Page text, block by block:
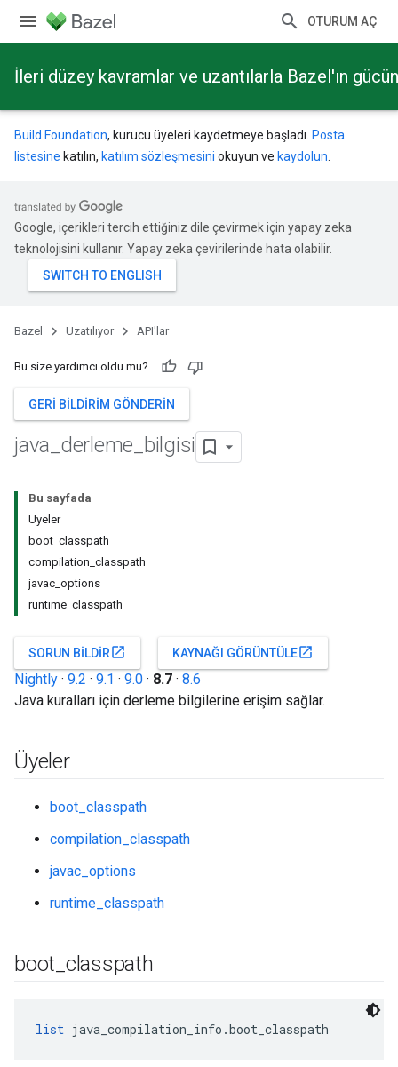
OTURUM AÇ
İleri düzey kavramlar ve uzantılarla Bazel'ın
Build Foundation, kurucu üyeleri kaydetmeye başladı. Posta
listesine katılın, katılım sözleşmesini okuyun ve kaydolun
Google, içerikleri tercih ettiğiniz dile çevirmek için yapay zeka
teknolojisini kullanır. Yapay zeka çevirilerinde hata olabilir.
Bazel Uzatılıyor API'lar
Bu size yardımcı oldu mu?
GERI BILDIRIM GÖNDERIN
java derleme bilgisi
Bu sayfada
Üyeler
boot_classpath
compilation_classpath
javac_options
runtime_classpath
SORUN BILDIRopen_in_new KAYNAĞI GÖRÜNTÜLEopen_in_new
Nightly · 9.2 · 9.1 · 9.0 · 8.7 · 8.6
Java kuralları için derleme bilgilerine erişim sağlar.
Üyeler
boot_classpath
compilation_classpath
javac_options
runtime_classpath
boot classpath
list java_compilation_info.boot_classpath